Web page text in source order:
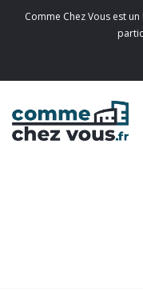
Comme Chez Vous est